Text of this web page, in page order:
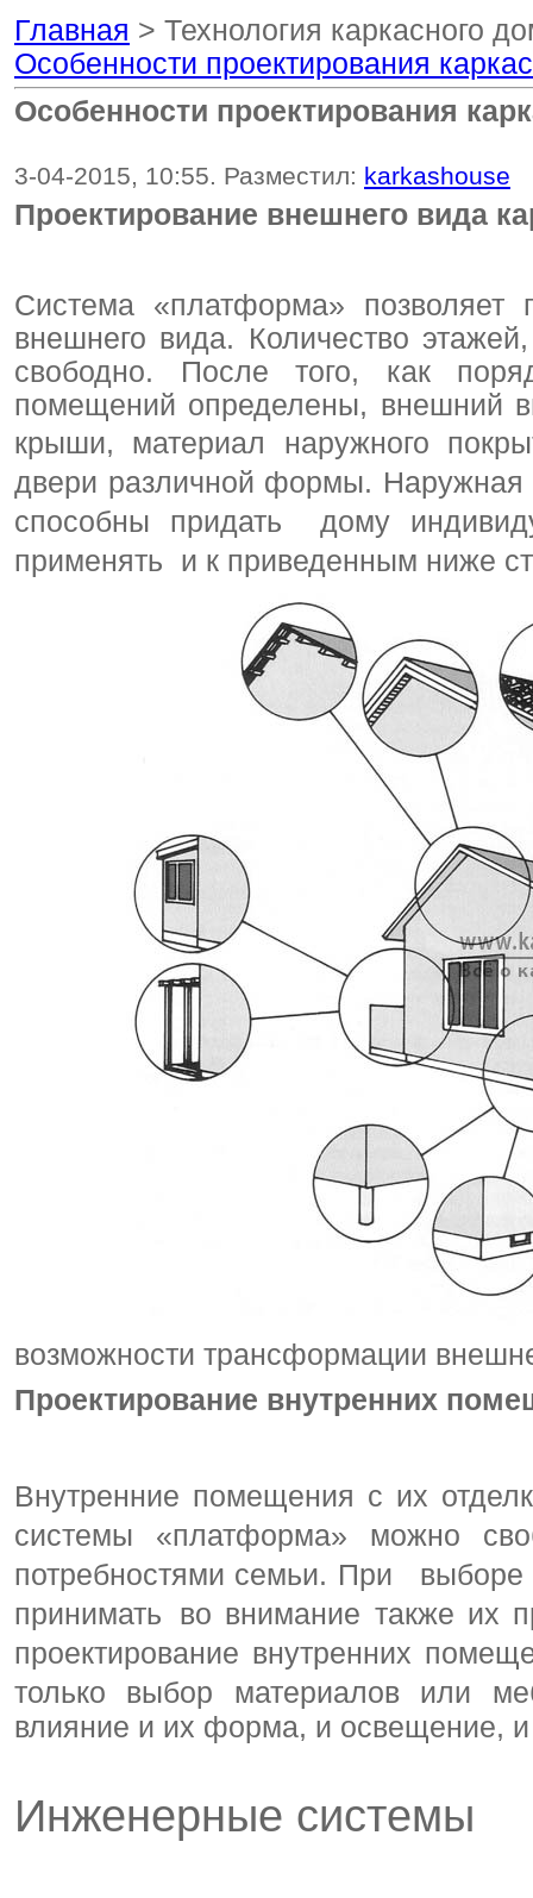
Главная > Технология каркасного
Особенности проектирования
Особенности проектирования
3-04-2015, 10:55. Разместил: karkashouse
Проектирование внешнего вида
Система «платформа» позволяет
внешнего вида. Количество
свободно. После того, как
помещений определены, внешний
крыши, материал наружного
двери различной формы.
способны придать дому
применять и к приведенным ниже
возможности трансформации
Проектирование внутренних
Внутренние помещения с их
системы «платформа» можно
потребностями семьи. При выборе
принимать во внимание также их
проектирование внутренних
только выбор материалов или
влияние и их форма, и освещение,
Инженерные системы